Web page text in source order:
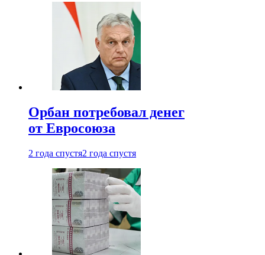
Орбан потребовал денег
от Евросоюза
2 года спустя2 года спустя